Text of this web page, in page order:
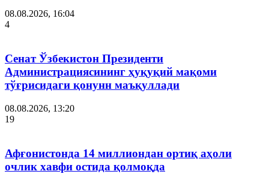
08.08.2026, 16:04
4
Сенат Ўзбекистон Президенти
Администрациясининг ҳуқуқий мақоми
тўғрисидаги қонунн маъқуллади
08.08.2026, 13:20
19
Афғонистонда 14 миллиондан ортиқ аҳоли
очлик хавфи остида қолмоқда